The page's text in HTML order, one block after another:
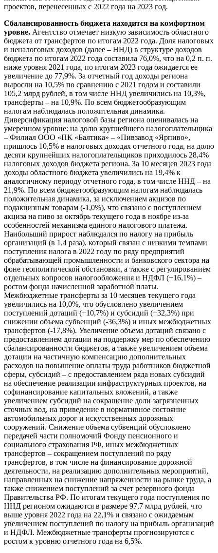
проектов, перенесенных с 2022 года на 2023 год.
Сбалансированность бюджета находится на комфортном
уровне. Агентство отмечает низкую зависимость областного
бюджета от трансфертов по итогам 2022 года. Доля налоговых
и неналоговых доходов (далее – ННД) в структуре доходов
бюджета по итогам 2022 года составила 76,0%, что на 0,2 п. п.
ниже уровня 2021 года, по итогам 2023 года ожидается ее
увеличение до 77,9%. За отчетный год доходы региона
выросли на 10,5% по сравнению с 2021 годом и составили
105,2 млрд рублей, в том числе ННД увеличились на 10,3%,
трансферты – на 10,9%. По всем бюджетообразующим
налогам наблюдалась положительная динамика.
Диверсификация налоговой базы региона оценивалась на
умеренном уровне: на долю крупнейшего налогоплательщика
– Филиал ООО «ПК «Балтика» – «Пивзавод «Ярпиво»,
пришлось 10,5% в налоговых доходах отчетного года, на долю
десяти крупнейших налогоплательщиков приходилось 28,4%
налоговых доходов бюджета региона. За 10 месяцев 2023 года
доходы областного бюджета увеличились на 19,4% к
аналогичному периоду отчетного года, в том числе ННД – на
21,9%. По всем бюджетообразующим налогам наблюдалась
положительная динамика, за исключением акцизов по
подакцизным товарам (-1,0%), что связано с поступлением
акциза на пиво за октябрь текущего года в ноябре из-за
особенностей механизма единого налогового платежа.
Наибольший прирост наблюдался по налогу на прибыль
организаций (в 1,4 раза), который связан с низкими темпами
поступления налога в 2022 году по ряду предприятий
обрабатывающей промышленности и банковского сектора на
фоне геополитической обстановки, а также с регулированием
отдельных вопросов налогообложения и НДФЛ (+16,1%) –
ростом фонда начисленной заработной платы.
Межбюджетные трансферты за 10 месяцев текущего года
увеличились на 10,0%, что обусловлено увеличением
поступлений дотаций (+10,7%) и субсидий (+32,3%) при
снижении объема субвенций (-36,3%) и иных межбюджетных
трансфертов (-17,8%). Увеличение объема дотаций связано с
предоставлением дотации на поддержку мер по обеспечению
сбалансированности бюджетов, а также увеличением объема
дотации на частичную компенсацию дополнительных
расходов на повышение оплаты труда работников бюджетной
сферы, субсидий – с предоставлением ряда новых субсидий
на обеспечение реализации инфраструктурных проектов, на
софинансирование капитальных вложений, а также
увеличением субсидий на сокращение доли загрязненных
сточных вод, на приведение в нормативное состояние
автомобильных дорог и искусственных дорожных
сооружений. Снижение объема субвенций обусловлено
передачей части полномочий Фонду пенсионного и
социального страхования РФ, иных межбюджетных
трансфертов – сокращением поступлений по ряду
трансфертов, в том числе на финансирование дорожной
деятельности, на реализацию дополнительных мероприятий,
направленных на снижение напряженности на рынке труда, а
также снижением поступлений за счет резервного фонда
Правительства РФ. По итогам текущего года поступления по
ННД регионом ожидаются в размере 97,7 млрд рублей, что
выше уровня 2022 года на 22,1% и связано с ожидаемым
увеличением поступлений по налогу на прибыль организаций
и НДФЛ. Межбюджетные трансферты прогнозируются с
ростом к уровню отчетного года на 6,5%.